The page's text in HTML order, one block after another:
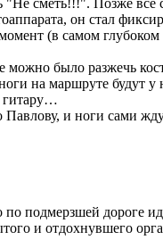
сметь!!!". Позже все
он стал
(в самом глубоком
было разжечь
на маршруте будут
гитару…
и ноги сами
подмерзшей дороге
и отдохнувшего